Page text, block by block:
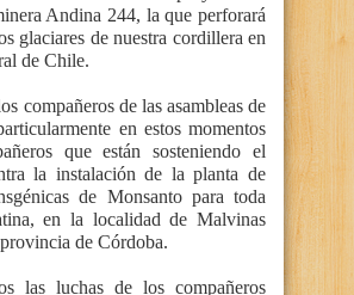
Andina 244, la que perforará
glaciares de nuestra cordillera en
de Chile.
compañeros de las asambleas de
en estos momentos
que están sosteniendo el
la instalación de la planta de
de Monsanto para toda
en la localidad de Malvinas
de Córdoba.
las luchas de los compañeros